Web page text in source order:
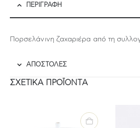
ΠΕΡΙΓΡΑΦΉ
Πορσελάνινη ζαχαριέρα από τη
ΑΠΟΣΤΟΛΕΣ
ΣΧΕΤΙΚΆ ΠΡΟΪΌΝΤΑ